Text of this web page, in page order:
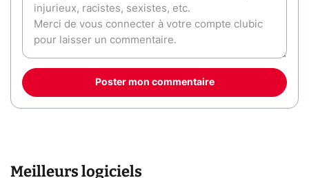
Poster mon commentaire
Meilleurs logiciels